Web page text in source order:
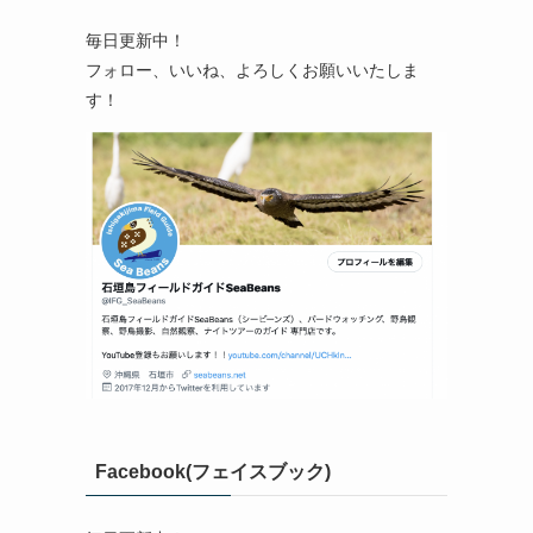
毎日更新中！
フォロー、いいね、よろしくお願いいたしま
す！
Facebook(フェイスブック)